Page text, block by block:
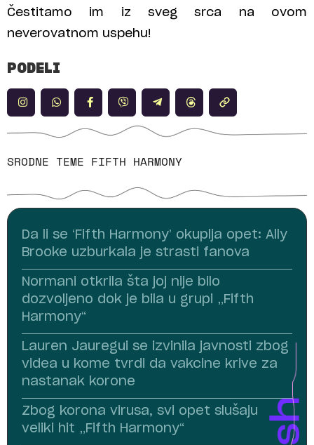
Čestitamo im iz sveg srca na ovom
neverovatnom uspehu!
PODELI
SRODNE TEME FIFTH HARMONY
Da li se ‘Fifth Harmony’ okuplja opet: Ally
Brooke uzburkala je strasti fanova
Normani otkrila šta joj nije bilo
dozvoljeno dok je bila u grupi „Fifth
Harmony“
Lauren Jauregui se izvinila javnosti zbog
videa u kome tvrdi da vakcine krive za
nastanak korone
Zbog korona virusa, svi opet slušaju
veliki hit „Fifth Harmony“